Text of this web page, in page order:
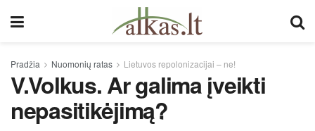
Pradžia Nuomonių ratas Lietuvos repolonizacijai – ne!
V.Volkus. Ar galima įveikti
nepasitikėjimą?